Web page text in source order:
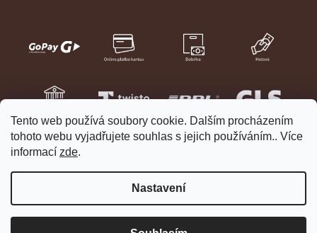
Tento web používá soubory cookie. Dalším procházením
tohoto webu vyjadřujete souhlas s jejich používáním.. Více
informací zde.
Nastavení
Vytvořil Shoptet
HELVETIA hodinky a šperky